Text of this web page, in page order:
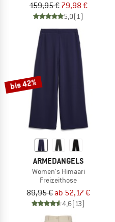
159,95 € 79,98 €
5,0(1)
bis 42%
ARMEDANGELS
Women's Himaari
Freizeithose
89,95 € ab 52,17 €
4,6(13)